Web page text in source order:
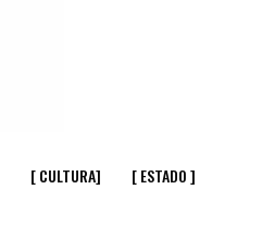
[ CULTURA] [ ESTADO ]